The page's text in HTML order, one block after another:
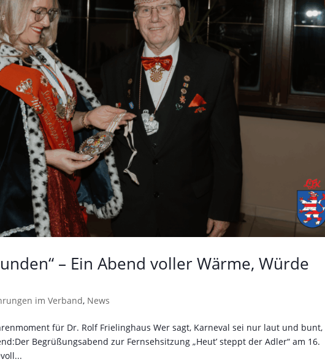
– Ein Abend voller Wärme, Würde
im Verband, News
für Dr. Rolf Frielinghaus Wer sagt, Karneval sei nur laut und bunt,
Begrüßungsabend zur Fernsehsitzung „Heut’ steppt der Adler“ am 16.